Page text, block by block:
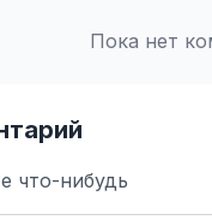
Пока нет
что-нибудь